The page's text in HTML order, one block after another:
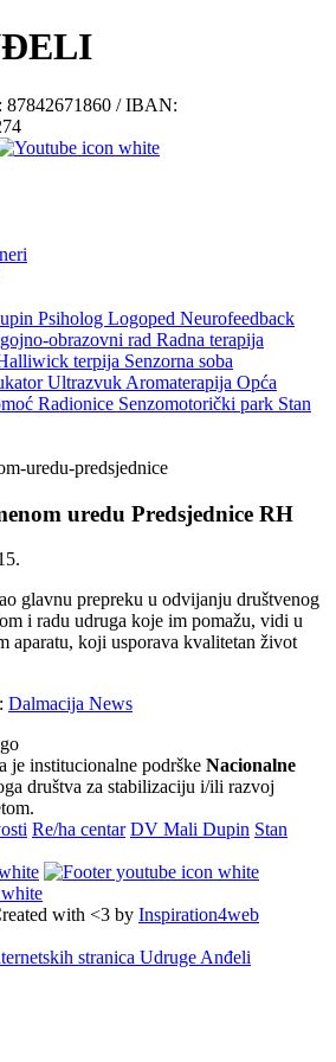
87842671860 / IBAN:
Psiholog Logoped Neurofeedback
obrazovni rad Radna terapija
terpija Senzorna soba
Ultrazvuk Aromaterapija Opća
Radionice Senzomotorički park Stan
uredu Predsjednice RH
glavnu prepreku u odvijanju društvenog
i radu udruga koje im pomažu, vidi u
aparatu, koji usporava kvalitetan život
Dalmacija News
je institucionalne podrške Nacionalne
društva za stabilizaciju i/ili razvoj
Re/ha centar DV Mali Dupin Stan
with <3 by Inspiration4web
stranica Udruge Anđeli